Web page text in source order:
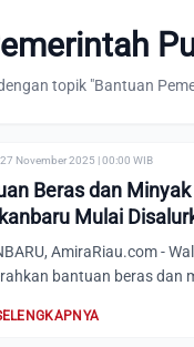
topik "Bantuan
27 November 2025 | 00:00 WIB
Beras dan
Mulai
AmiraRiau.com -
bantuan beras dan